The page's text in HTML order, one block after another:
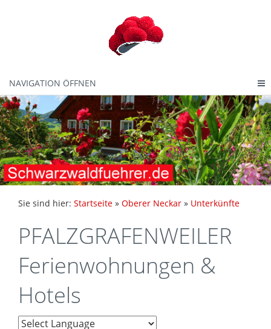
NAVIGATION ÖFFNEN
Sie sind hier: Startseite » Oberer Neckar » Unterkünfte
PFALZGRAFENWEILER
Ferienwohnungen &
Hotels